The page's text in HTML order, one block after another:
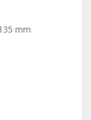
mm